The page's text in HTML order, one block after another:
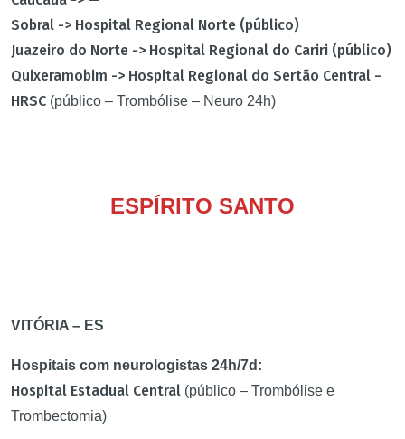
Sobral -> Hospital Regional Norte (público)
Juazeiro do Norte -> Hospital Regional do Cariri (público)
Quixeramobim -> Hospital Regional do Sertão Central –
HRSC (público – Trombólise – Neuro 24h)
ESPÍRITO SANTO
VITÓRIA – ES
Hospitais com neurologistas 24h/7d:
Hospital Estadual Central (público – Trombólise e
Trombectomia)